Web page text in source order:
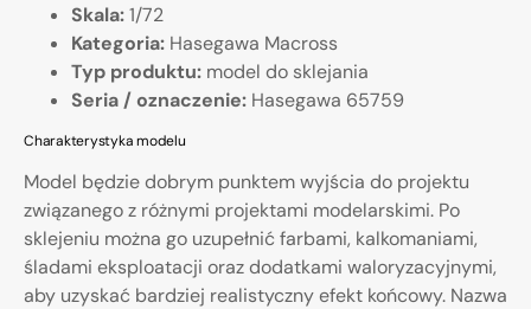
Skala:1/72
Kategoria: Hasegawa Macross
Typ produktu: model do sklejania
Seria / oznaczenie: Hasegawa 65759
Charakterystyka modelu
Model będzie dobrym punktem wyjścia do projektu
związanego z różnymi projektami modelarskimi. Po
sklejeniu można go uzupełnić farbami, kalkomaniami,
śladami eksploatacji oraz dodatkami waloryzacyjnymi,
aby uzyskać bardziej realistyczny efekt końcowy. Nazwa